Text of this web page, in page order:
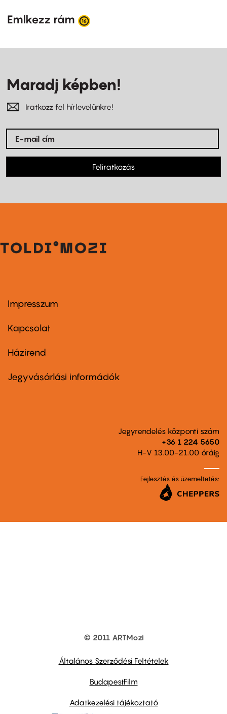
Emlkezz rám
Maradj képben!
Iratkozz fel hírlevelünkre!
Feliratkozás
Footer
first
Impresszum
Kapcsolat
Footer
second
Házirend
Jegyvásárlási információk
Jegyrendelés központi szám
+36 1 224 5650
H-V 13.00-21.00 óráig
Fejlesztés és üzemeltetés:
© 2011 ARTMozi
Általános Szerződési Feltételek
BudapestFilm
Adatkezelési tájékoztató